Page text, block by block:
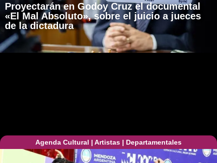
Proyectarán en Godoy Cruz el documental
«El Mal Absoluto», sobre el juicio a jueces
de la dictadura
Agenda Cultural | Artistas | Departamentales